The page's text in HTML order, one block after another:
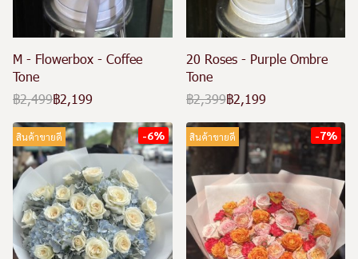
M - Flowerbox - Coffee
Tone
฿2,499฿2,199
20 Roses - Purple Ombre
Tone
฿2,399฿2,199
สินค้าขายดี -6% สินค้าขายดี -7%